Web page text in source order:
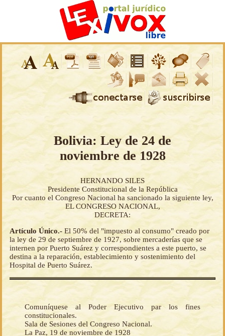
Bolivia: Ley de 24 de
noviembre de 1928
HERNANDO SILES
Presidente Constitucional de la República
Por cuanto el Congreso Nacional ha sancionado la siguiente ley,
EL CONGRESO NACIONAL,
DECRETA:
Artículo Único.- El 50% del "impuesto al consumo" creado por
la ley de 29 de septiembre de 1927, sobre mercaderías que se
internen por Puerto Suárez y correspondientes a este puerto, se
destina a la reparación, establecimiento y sostenimiento del
Hospital de Puerto Suárez.
Comuníquese al Poder Ejecutivo par los fines
constitucionales.
Sala de Sesiones del Congreso Nacional.
La Paz, 19 de noviembre de 1928